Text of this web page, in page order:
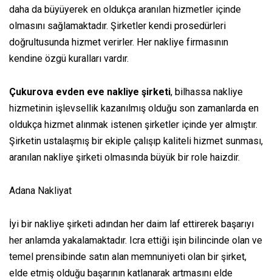
daha da büyüyerek en oldukça aranılan hizmetler içinde
olmasını sağlamaktadır. Şirketler kendi prosedürleri
doğrultusunda hizmet verirler. Her nakliye firmasının
kendine özgü kuralları vardır.
Çukurova evden eve nakliye şirketi, bilhassa nakliye
hizmetinin işlevsellik kazanılmış olduğu son zamanlarda en
oldukça hizmet alınmak istenen şirketler içinde yer almıştır.
Şirketin ustalaşmış bir ekiple çalışıp kaliteli hizmet sunması,
aranılan nakliye şirketi olmasında büyük bir role haizdir.
Adana Nakliyat
İyi bir nakliye şirketi adından her daim laf ettirerek başarıyı
her anlamda yakalamaktadır. Icra ettiği işin bilincinde olan ve
temel prensibinde satın alan memnuniyeti olan bir şirket,
elde etmiş olduğu başarının katlanarak artmasını elde